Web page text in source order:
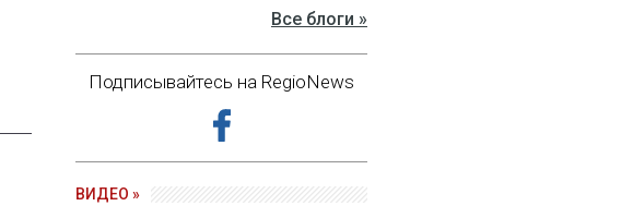
Все блоги »
Подписывайтесь на RegioNews
ВИДЕО »